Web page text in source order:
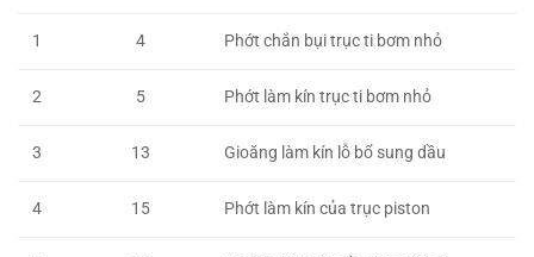
1 4 Phớt chắn bụi trục ti bơm nhỏ
2 5 Phớt làm kín trục ti bơm nhỏ
3 13 Gioăng làm kín lỗ bổ sung dầu
4 15 Phớt làm kín của trục piston